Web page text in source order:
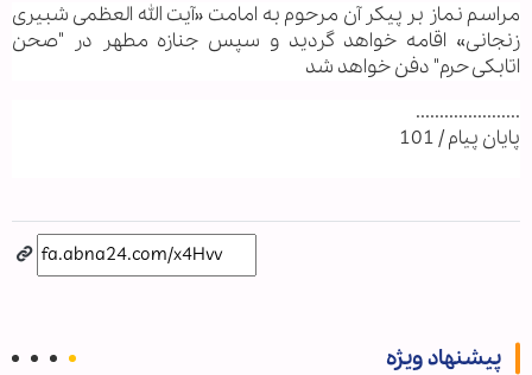
مراسم نماز بر پیکر آن مرحوم به امامت «آیت الله العظمی شبیری
زنجانی» اقامه خواهد گردید و سپس جنازه مطهر در "صحن
اتابکی حرم" دفن خواهد شد
......................
پایان پیام / 101
پیشنهاد ویژه